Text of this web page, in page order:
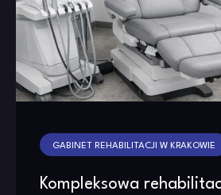
GABINET REHABILITACJI W KRAKOWIE
Kompleksowa